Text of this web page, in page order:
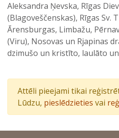
Aleksandra Ņevska, Rīgas
(Blagoveščenskas), Rīgas Sv.
Ārensburgas, Limbažu,
(Viru), Nosovas un Rjapinas
dzimušo un kristīto, laulāto
Attēli pieejami tikai
Lūdzu, pieslēdzieties vai